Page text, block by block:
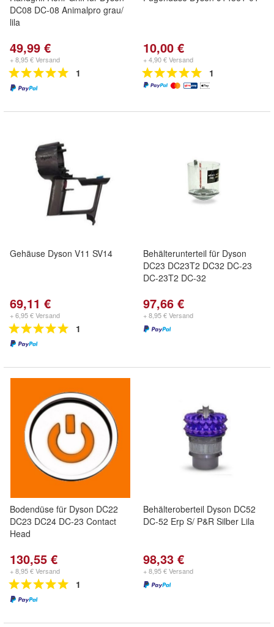
DC08 DC-08 Animalpro grau/
lila
49,99 €
+ 8,95 € Versand
1
10,00 €
+ 4,90 € Versand
1
Gehäuse Dyson V11 SV14
69,11 €
+ 6,95 € Versand
1
Behälterunterteil für Dyson
DC23 DC23T2 DC32 DC-23
DC-23T2 DC-32
97,66 €
+ 8,95 € Versand
Bodendüse für Dyson DC22
DC23 DC24 DC-23 Contact
Head
130,55 €
+ 8,95 € Versand
1
Behälteroberteil Dyson DC52
DC-52 Erp S/ P&R Silber Lila
98,33 €
+ 8,95 € Versand